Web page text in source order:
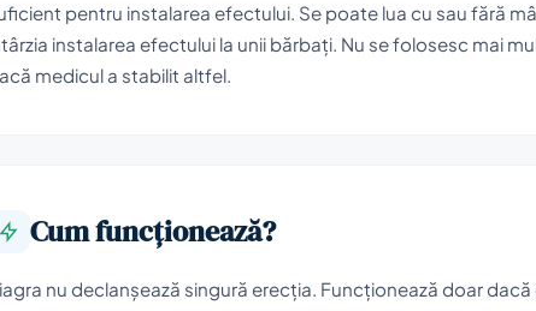
pentru instalarea efectului. Se poate lua cu sau fără
instalarea efectului la unii bărbați. Nu se folosesc mai
medicul a stabilit altfel.
Cum funcționează?
nu declanșează singură erecția. Funcționează doar dacă